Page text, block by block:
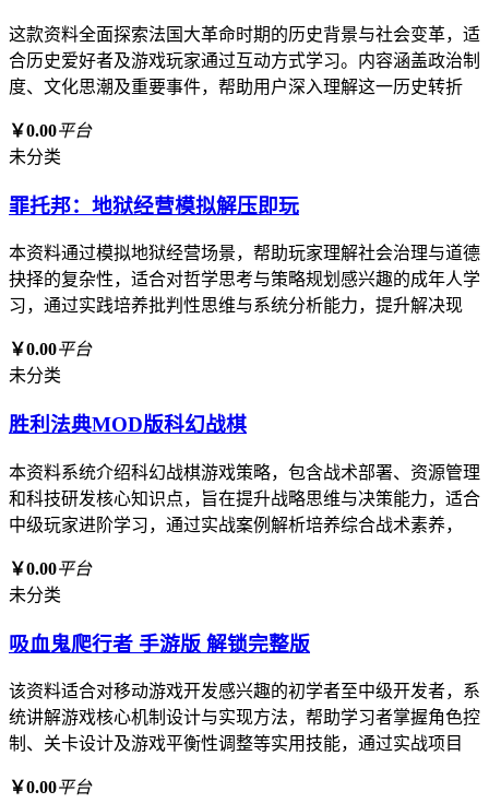
这款资料全面探索法国大革命时期的历史背景与社会变革，适
合历史爱好者及游戏玩家通过互动方式学习。内容涵盖政治制
度、文化思潮及重要事件，帮助用户深入理解这一历史转折
￥0.00平台
未分类
罪托邦：地狱经营模拟解压即玩
本资料通过模拟地狱经营场景，帮助玩家理解社会治理与道德
抉择的复杂性，适合对哲学思考与策略规划感兴趣的成年人学
习，通过实践培养批判性思维与系统分析能力，提升解决现
￥0.00平台
未分类
胜利法典MOD版科幻战棋
本资料系统介绍科幻战棋游戏策略，包含战术部署、资源管理
和科技研发核心知识点，旨在提升战略思维与决策能力，适合
中级玩家进阶学习，通过实战案例解析培养综合战术素养，
￥0.00平台
未分类
吸血鬼爬行者 手游版 解锁完整版
该资料适合对移动游戏开发感兴趣的初学者至中级开发者，系
统讲解游戏核心机制设计与实现方法，帮助学习者掌握角色控
制、关卡设计及游戏平衡性调整等实用技能，通过实战项目
￥0.00平台